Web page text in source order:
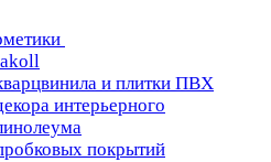
и плитки ПВХ
интерьерного
покрытий